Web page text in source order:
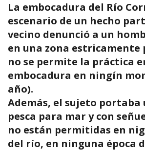
La embocadura del Río
escenario de un hecho
vecino denunció a un
en una zona estricamente
no se permite la práctica
embocadura en ningín
año).
Además, el sujeto portaba
pesca para mar y con
no están permitidas en
del río, en ninguna época